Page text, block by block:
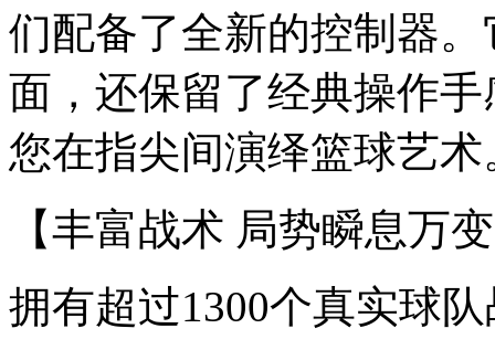
们配备了全新的控制器
面，还保留了经典操作
您在指尖间演绎篮球艺术
【丰富战术 局势瞬息万
拥有超过1300个真实球